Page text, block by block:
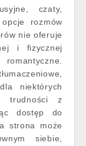
czaty,
rozmów
nie oferuje
i fizycznej
niektórych
trudności z
dostęp do
strona może
siebie,